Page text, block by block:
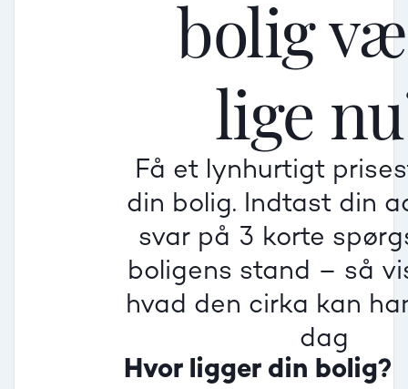
bolig
lige
Få et lynhurtigt
din bolig. Indtast din
svar på 3 korte
boligens stand – så
hvad den cirka kan
dag
Hvor ligger din bolig?
Dårlig
Mindre god
Mellem
Dårlig
Mindre god
Mellem
Dårlig
Mindre god
Mellem
Villa
Beregner pris